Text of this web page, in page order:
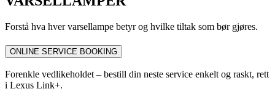
Forstå hva hver varsellampe betyr og hvilke tiltak som bør gjøres.
ONLINE SERVICE BOOKING
Forenkle vedlikeholdet – bestill din neste service enkelt og raskt, rett
i Lexus Link+.